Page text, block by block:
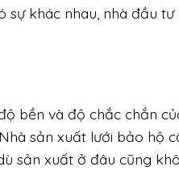
sự khác nhau, nhà đầu
bền và độ chắc chắn
sản xuất lưới bảo hộ
sản xuất ở đâu cũng